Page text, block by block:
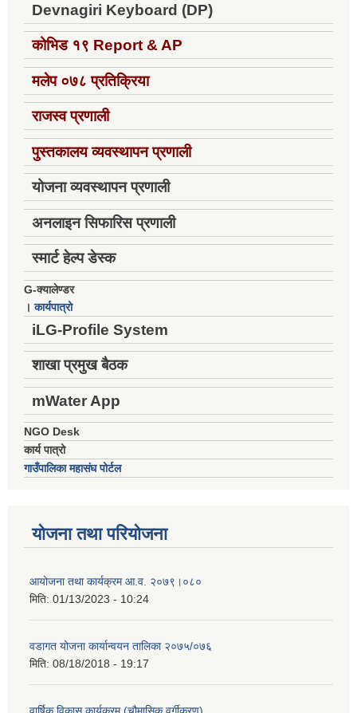
Devnagiri Keyboard (DP)
कोभिड १९ Report & AP
मलेप ०७८ प्रतिक्रिया
राजस्व प्रणाली
पुस्तकालय व्यवस्थापन प्रणाली
योजना व्यवस्थापन प्रणाली
अनलाइन सिफारिस प्रणाली
स्मार्ट हेल्प डेस्क
G-क्यालेण्डर
।कार्यपात्रो
iLG-Profile System
शाखा प्रमुख बैठक
mWater App
NGO Desk
कार्य पात्रो
गाउँपालिका महासंघ पोर्टल
योजना तथा परियोजना
आयोजना तथा कार्यक्रम आ.व. २०७९।०८०
मिति: 01/13/2023 - 10:24
वडागत योजना कार्यान्वयन तालिका २०७५/०७६
मिति: 08/18/2018 - 19:17